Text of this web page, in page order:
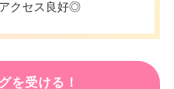
クセス良好◎
を受ける！